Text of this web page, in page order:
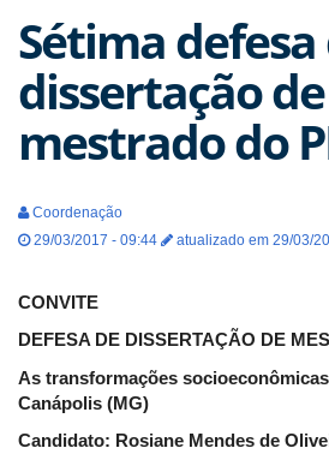
Sétima defesa
dissertação de
mestrado do
Coordenação
29/03/2017 - 09:44
atualizado em 29/03/
CONVITE
DEFESA DE DISSERTAÇÃO DE
As transformações
Canápolis (MG)
Candidato: Rosiane Mendes de